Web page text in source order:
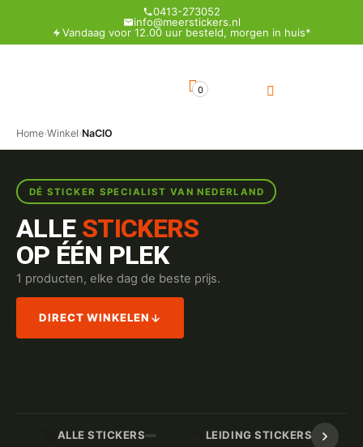
0413-273052
info@meerstickers.nl
Vandaag voor 12.00 uur besteld, morgen in huis*
0
Home›Winkel›NaClO
DÉ STICKER SPECIALIST VAN NEDERLAND
ALLE STICKERS
OP ÉÉN PLEK
1 producten, elke dag de beste prijs.
DIRECT WINKELEN
ALLE STICKERS LEIDING STICKERS /